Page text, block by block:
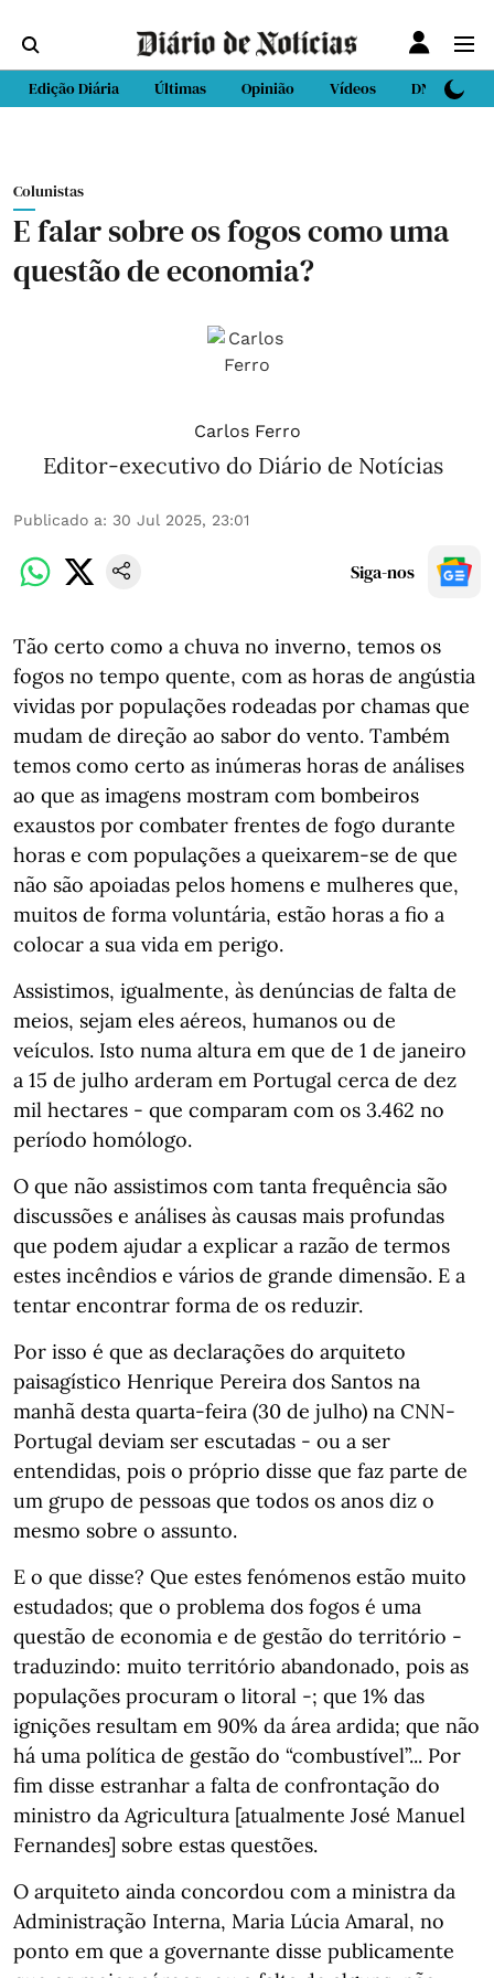
Edição Diária Últimas Opinião Vídeos DN Sport
Colunistas
E falar sobre os fogos como uma
questão de economia?
Carlos Ferro
Editor-executivo do Diário de Notícias
Publicado a: 30 Jul 2025, 23:01
Siga-nos
Tão certo como a chuva no inverno, temos os
fogos no tempo quente, com as horas de angústia
vividas por populações rodeadas por chamas que
mudam de direção ao sabor do vento. Também
temos como certo as inúmeras horas de análises
ao que as imagens mostram com bombeiros
exaustos por combater frentes de fogo durante
horas e com populações a queixarem-se de que
não são apoiadas pelos homens e mulheres que,
muitos de forma voluntária, estão horas a fio a
colocar a sua vida em perigo.
Assistimos, igualmente, às denúncias de falta de
meios, sejam eles aéreos, humanos ou de
veículos. Isto numa altura em que de 1 de janeiro
a 15 de julho arderam em Portugal cerca de dez
mil hectares - que comparam com os 3.462 no
período homólogo.
O que não assistimos com tanta frequência são
discussões e análises às causas mais profundas
que podem ajudar a explicar a razão de termos
estes incêndios e vários de grande dimensão. E a
tentar encontrar forma de os reduzir.
Por isso é que as declarações do arquiteto
paisagístico Henrique Pereira dos Santos na
manhã desta quarta-feira (30 de julho) na CNN-
Portugal deviam ser escutadas - ou a ser
entendidas, pois o próprio disse que faz parte de
um grupo de pessoas que todos os anos diz o
mesmo sobre o assunto.
E o que disse? Que estes fenómenos estão muito
estudados; que o problema dos fogos é uma
questão de economia e de gestão do território -
traduzindo: muito território abandonado, pois as
populações procuram o litoral -; que 1% das
ignições resultam em 90% da área ardida; que não
há uma política de gestão do “combustível”... Por
fim disse estranhar a falta de confrontação do
ministro da Agricultura [atualmente José Manuel
Fernandes] sobre estas questões.
O arquiteto ainda concordou com a ministra da
Administração Interna, Maria Lúcia Amaral, no
ponto em que a governante disse publicamente